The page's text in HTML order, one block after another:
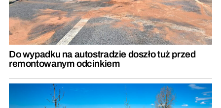
Do wypadku na autostradzie doszło tuż przed
remontowanym odcinkiem